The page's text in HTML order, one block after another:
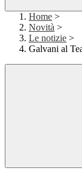
Home >
Novità >
Le notizie >
Galvani al